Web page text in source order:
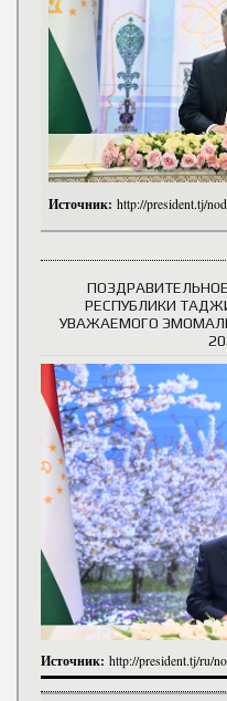
Источник: http://president.tj/
РЕСПУБЛИКИ
УВАЖАЕМОГО
Источник: http://president.tj/ru/